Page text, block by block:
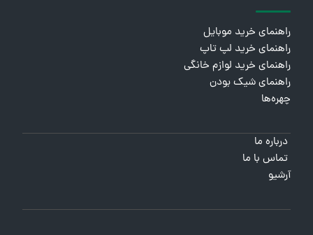
راهنمای خرید موبایل
راهنمای خرید لپ تاپ
راهنمای خرید لوازم خانگی
راهنمای شیک بودن
چهره‌ها
درباره ما
تماس با ما
آرشیو